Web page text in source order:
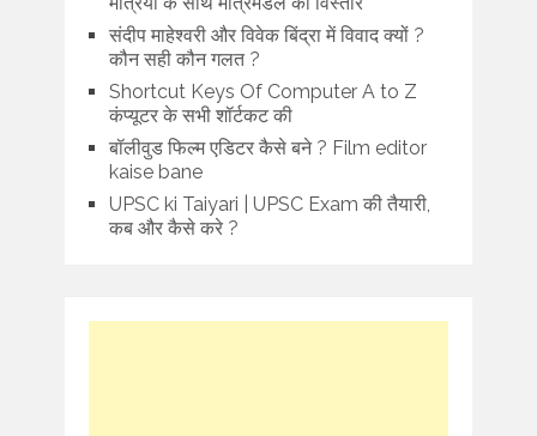
संदीप माहेश्वरी और विवेक बिंद्रा में विवाद क्यों ?
कौन सही कौन गलत ?
Shortcut Keys Of Computer A to Z
कंप्यूटर के सभी शॉर्टकट की
बॉलीवुड फिल्म एडिटर कैसे बने ? Film editor
kaise bane
UPSC ki Taiyari | UPSC Exam की तैयारी,
कब और कैसे करे ?